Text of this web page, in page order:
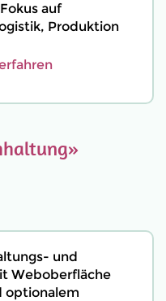
auf
Produktion
und
Weboberfläche
optionalem